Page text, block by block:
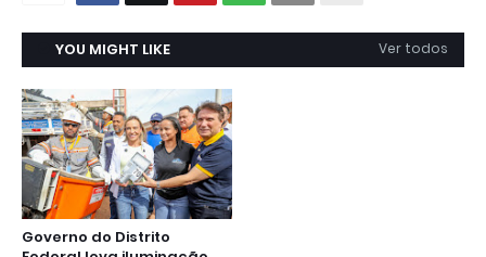
YOU MIGHT LIKE Ver todos
Governo do Distrito